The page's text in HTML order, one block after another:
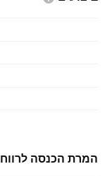
המרת הכנסה לרווח